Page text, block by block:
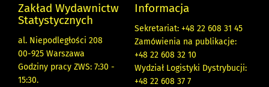
Zakład Wydawnictw
Statystycznych
al. Niepodległości 208
00-925 Warszawa
Godziny pracy ZWS: 7:30 -
15:30.
Informacja
Sekretariat: +48 22 608 31 45
Zamówienia na publikacje:
+48 22 608 32 10
Wydział Logistyki Dystrybucji:
+48 22 608 37 7